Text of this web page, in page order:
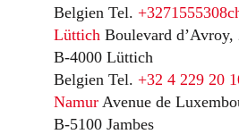
Belgien Tel. +3271555308
Lüttich Boulevard d’Avroy,
B-4000 Lüttich
Belgien Tel. +32 4 229 20
Namur Avenue de
B-5100 Jambes